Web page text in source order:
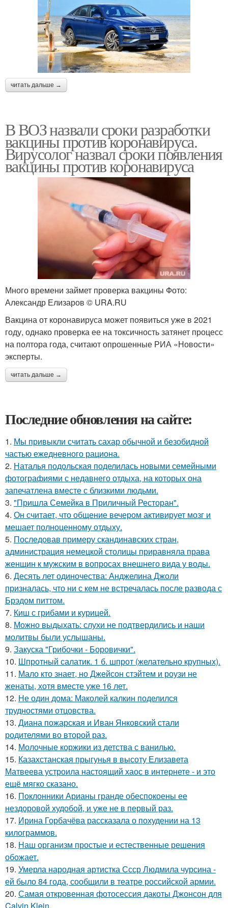
читать дальше →
В ВОЗ назвали сроки разработки
вакцины против коронавируса.
Вирусолог назвал сроки появления
вакцины против коронавируса
Много времени займет проверка вакцины Фото:
Александр Елизаров © URA.RU
Вакцина от коронавируса может появиться уже в 2021
году, однако проверка ее на токсичность затянет процесс
на полтора года, считают опрошенные РИА «Новости»
эксперты.
читать дальше →
Последние обновления на сайте:
1. Мы привыкли считать сахар обычной и безобидной
частью ежедневного рациона.
2. Наталья подольская поделилась новыми семейными
фотографиями с недавнего отдыха, на которых она
запечатлена вместе с близкими людьми.
3. "Пришла Семейка в Приличный Ресторан".
4. Он считает, что общение вечером активирует мозг и
мешает полноценному отдыху.
5. Последовав примеру скандинавских стран,
администрация немецкой столицы приравняла права
женщин к мужским в вопросах внешнего вида у воды.
6. Десять лет одиночества: Анджелина Джоли
призналась, что ни с кем не встречалась после развода с
Брэдом питтом.
7. Киш с грибами и курицей.
8. Можно выдыхать: слухи не подтвердились и наши
молитвы были услышаны.
9. Закуска "Грибочки - Боровички".
10. Шпротный салатик. 1 б. шпрот (желательно крупных).
11. Мало кто знает, но Джейсон стэйтем и роузи не
женаты, хотя вместе уже 16 лет.
12. Не один дома: Маколей калкин поделился
трудностями отцовства.
13. Диана пожарская и Иван Янковский стали
родителями во второй раз.
14. Молочные коржики из детства с ванилью.
15. Казахстанская прыгунья в высоту Елизавета
Матвеева устроила настоящий хаос в интернете - и это
ещё мягко сказано.
16. Поклонники Арианы гранде обеспокоены ее
нездоровой худобой, и уже не в первый раз.
17. Ирина Горбачёва рассказала о похудении на 13
килограммов.
18. Наш организм простые и естественные решения
обожает.
19. Умерла народная артистка Ссср Людмила чурсина -
ей было 84 года, сообщили в театре российской армии.
20. Самая откровенная фотосессия дакоты Джонсон для